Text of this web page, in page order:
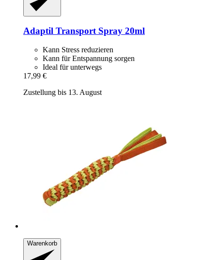
Adaptil Transport Spray 20ml
Kann Stress reduzieren
Kann für Entspannung sorgen
Ideal für unterwegs
17,99 €
Zustellung bis 13. August
Warenkorb